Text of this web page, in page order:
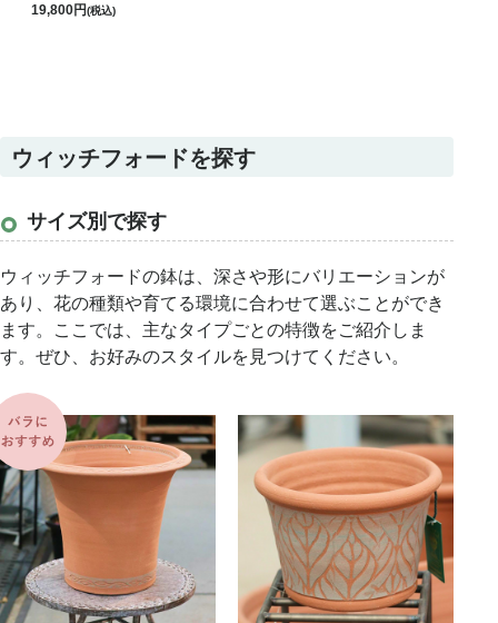
19,800
(税込)
ウィッチフォードを探す
サイズ別で探す
ウィッチフォードの鉢は、深さや形にバリエーションが
あり、花の種類や育てる環境に合わせて選ぶことができ
ます。ここでは、主なタイプごとの特徴をご紹介しま
す。ぜひ、お好みのスタイルを見つけてください。